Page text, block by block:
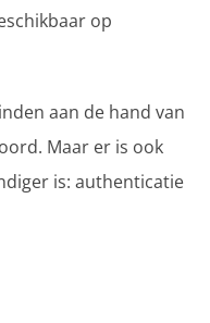
op
aan de hand van
Maar er is ook
is: authenticatie